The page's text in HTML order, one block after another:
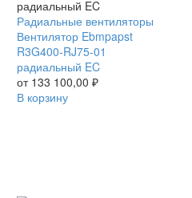
Вентилятор
Ebmpapst
R3G400-
RJ75-
01
радиальный
Радиальные вентиляторы
Вентилятор Ebmpapst
R3G400-RJ75-01
радиальный EC
от 133 100,00 ₽
В корзину